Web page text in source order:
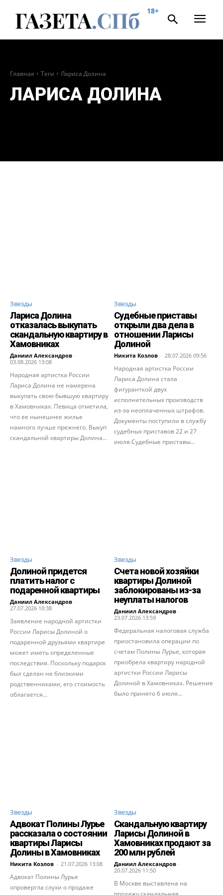
18+
Главная Теги Лариса Долина
ЛАРИСА ДОЛИНА
Звезды
Лариса Долина
отказалась выкупать
скандальную квартиру в
Хамовниках
Даниил Александров -
03.08.2026 13:08
Народная артистка России
Лариса Долина не намерена
выкупать свою бывшую квартиру
в Хамовниках. Певица отметила,
что ее нынешнее жилье
намного лучше прежнего. Выкуп
скандальной квартиры Долина...
Звезды
Судебные приставы
открыли два дела в
отношении Ларисы
Долиной
Никита Козлов - 28.07.2026 09:56
Народная артистка России
Лариса Долина стала
фигуранткой двух
исполнительных производств
из-за неоплаченных штрафов.
Документы поступили в службу
судебных приставов 22 и 27
июля.Судебные приставы...
Звезды
Долиной придется
платить налог с
подаренной квартиры
Даниил Александров -
27.07.2026 10:38
Заявление народной артистки
России Ларисы Долиной о
подаренной друзьями квартире
может иметь определенные
последствия. Поскольку подарок
был сделан не близкими
родственниками, его стоимость
облагается...
Звезды
Счета новой хозяйки
квартиры Долиной
заблокированы из-за
неуплаты налогов
Даниил Александров -
23.07.2026 13:59
Федеральная налоговая служба
приостановила операции по
счетам Полины Лурье, которая
приобрела квартиру народной
артистки России Ларисы
Долиной в Хамовниках. Решение
было принято 6 июля...
Звезды
Адвокат Полины Лурье
рассказала о состоянии
квартиры Ларисы
Долины в Хамовниках
Никита Козлов - 21.07.2026 13:08
Адвокат Полины Лурье
опровергла слухи о продаже
Звезды
Скандальную квартиру
Ларисы Долиной в
Хамовниках продают за
200 млн рублей
Даниил Александров -
20.07.2026 11:50
В Москве выставлена на